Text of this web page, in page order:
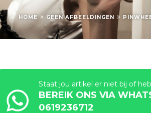
HOME » GEEN AFBEELDINGEN »
Staat jou artikel er niet bij of
BEREIK ONS VIA
0619236712